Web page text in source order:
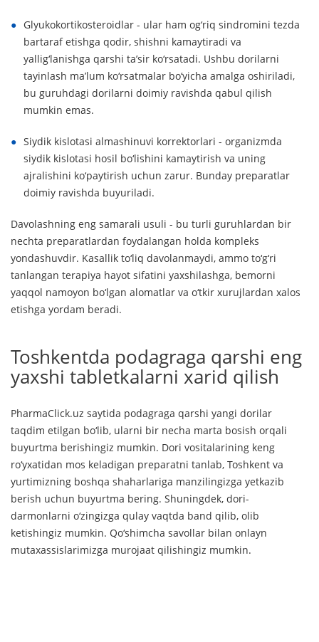
Glyukokortikosteroidlar - ular ham og‘riq sindromini tezda
bartaraf etishga qodir, shishni kamaytiradi va
yallig‘lanishga qarshi ta’sir ko‘rsatadi. Ushbu dorilarni
tayinlash ma’lum ko‘rsatmalar bo‘yicha amalga oshiriladi,
bu guruhdagi dorilarni doimiy ravishda qabul qilish
mumkin emas.
Siydik kislotasi almashinuvi korrektorlari - organizmda
siydik kislotasi hosil bo‘lishini kamaytirish va uning
ajralishini ko‘paytirish uchun zarur. Bunday preparatlar
doimiy ravishda buyuriladi.
Davolashning eng samarali usuli - bu turli guruhlardan bir
nechta preparatlardan foydalangan holda kompleks
yondashuvdir. Kasallik to‘liq davolanmaydi, ammo to‘g‘ri
tanlangan terapiya hayot sifatini yaxshilashga, bemorni
yaqqol namoyon bo‘lgan alomatlar va o‘tkir xurujlardan xalos
etishga yordam beradi.
Toshkentda podagraga qarshi eng
yaxshi tabletkalarni xarid qilish
PharmaClick.uz saytida podagraga qarshi yangi dorilar
taqdim etilgan bo‘lib, ularni bir necha marta bosish orqali
buyurtma berishingiz mumkin. Dori vositalarining keng
ro‘yxatidan mos keladigan preparatni tanlab, Toshkent va
yurtimizning boshqa shaharlariga manzilingizga yetkazib
berish uchun buyurtma bering. Shuningdek, dori-
darmonlarni o‘zingizga qulay vaqtda band qilib, olib
ketishingiz mumkin. Qo‘shimcha savollar bilan onlayn
mutaxassislarimizga murojaat qilishingiz mumkin.